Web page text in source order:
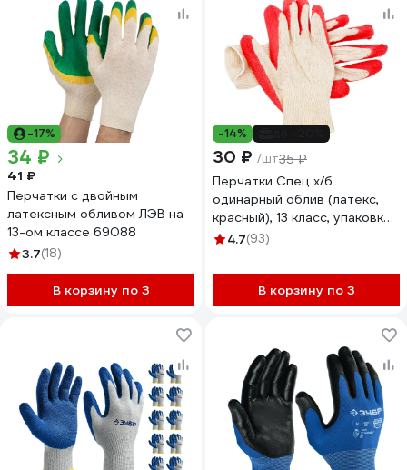
-17%
34 ₽
41 ₽
Перчатки с двойным
латексным обливом ЛЭВ на
13-ом классе 69088
3.7(18)
В корзину по 3
-14%
30 ₽ /шт35 ₽
Перчатки Спец х/б
одинарный облив (латекс,
красный), 13 класс, упаковка-
пакет И-8047-И
4.7(93)
В корзину по 3